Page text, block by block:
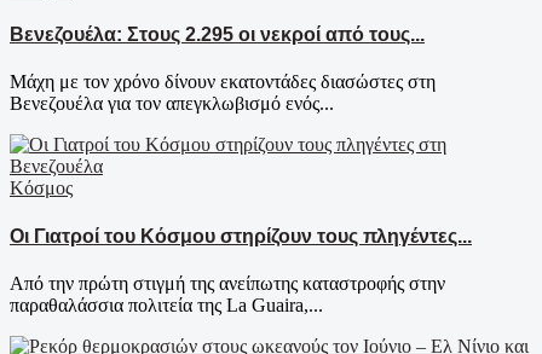
Βενεζουέλα: Στους 2.295 οι νεκροί από τους...
Μάχη με τον χρόνο δίνουν εκατοντάδες διασώστες στη
Βενεζουέλα για τον απεγκλωβισμό ενός...
Κόσμος
Οι Γιατροί του Κόσμου στηρίζουν τους πληγέντες...
Από την πρώτη στιγμή της ανείπωτης καταστροφής στην
παραθαλάσσια πολιτεία της La Guaira,...